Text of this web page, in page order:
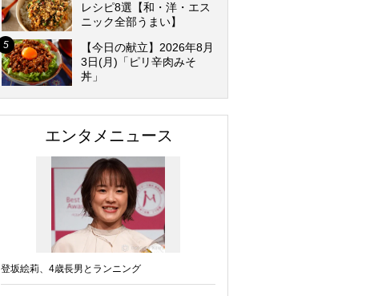
レシピ8選【和・洋・エス
ニック全部うまい】
【今日の献立】2026年8月
3日(月)「ピリ辛肉みそ
丼」
エンタメニュース
登坂絵莉、4歳長男とランニング